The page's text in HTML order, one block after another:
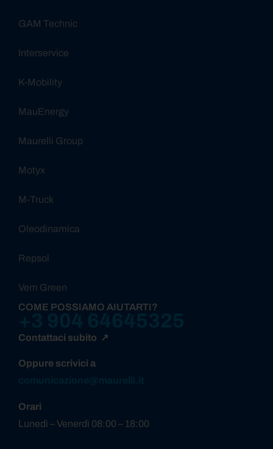
GAM Technic
Interservice
K-Mobility
MauEnergy
Maurelli Group
Motyx
M-Truck
Oleodinamica
Repsol
Vem Green
COME POSSIAMO AIUTARTI?
Contattaci subito ↗
Oppure scrivici a
Orari
Lunedì – Venerdì 08:00 – 18:00